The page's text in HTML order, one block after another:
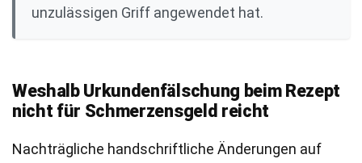
unzulässigen Griff angewendet hat.
Weshalb Urkundenfälschung beim Rezept
nicht für Schmerzensgeld reicht
Nachträgliche handschriftliche Änderungen auf